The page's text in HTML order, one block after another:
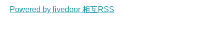
Powered by livedoor 相互RSS